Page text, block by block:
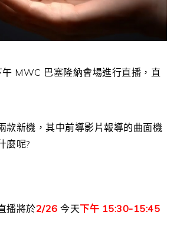
MWC 巴塞隆納會場進行直播，直
款新機，其中前導影片報導的曲面機
麼呢?
播將於2/26 今天下午 15:30-15:45